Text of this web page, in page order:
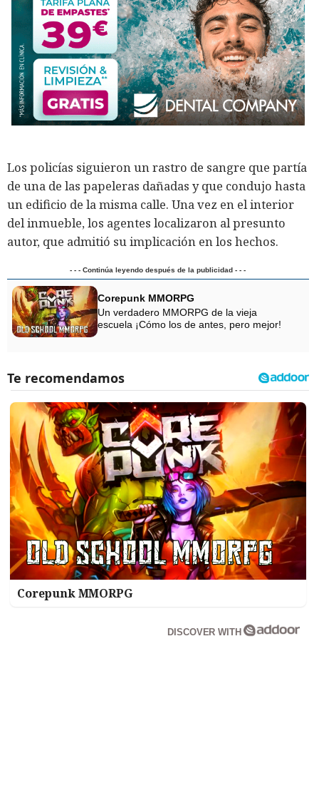
Los policías siguieron un rastro de sangre que partía
de una de las papeleras dañadas y que condujo hasta
un edificio de la misma calle. Una vez en el interior
del inmueble, los agentes localizaron al presunto
autor, que admitió su implicación en los hechos.
- - - Continúa leyendo después de la publicidad - - -
Corepunk MMORPG
Un verdadero MMORPG de la vieja
escuela ¡Cómo los de antes, pero mejor!
Corepunk MMORPG
DISCOVER WITH